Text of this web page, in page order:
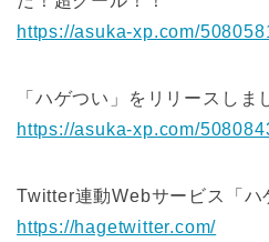
https://asuka-xp.com/
「ハゲつい」をリリースしま
https://asuka-xp.com/
Twitter連動Webサービス「ハ
https://hagetwitter.com/